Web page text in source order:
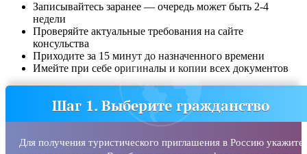
Записывайтесь заранее — очередь может быть 2-4
недели
Проверяйте актуальные требования на сайте
консульства
Приходите за 15 минут до назначенного времени
Имейте при себе оригиналы и копии всех документов
Шаг 1. Выберите гражданство
Для получения туристического приглашения в Россию укажите